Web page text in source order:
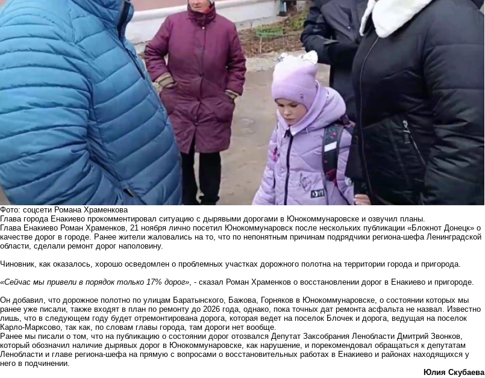
Фото: соцсети Романа Храменкова
Глава города Енакиево прокомментировал ситуацию с дырявыми дорогами в Юнокоммунаровске и озвучил планы.
Глава Енакиево Роман Храменков, 21 ноября лично посетил Юнокоммунаровск после нескольких публикации «Блокнот Донецк» о
качестве дорог в городе. Ранее жители жаловались на то, что по непонятным причинам подрядчики региона-шефа Ленинградской
области, сделали ремонт дорог наполовину.
Чиновник, как оказалось, хорошо осведомлен о проблемных участках дорожного полотна на территории города и пригорода.
«Сейчас мы привели в порядок только 17% дорог», - сказал Роман Храменков о восстановлении дорог в Енакиево и пригороде.
Он добавил, что дорожное полотно по улицам Баратынского, Бажова, Горняков в Юнокоммунаровске, о состоянии которых мы
ранее уже писали, также входят в план по ремонту до 2026 года, однако, пока точных дат ремонта асфальта не назвал. Известно
лишь, что в следующем году будет отремонтирована дорога, которая ведет на поселок Блочек и дорога, ведущая на поселок
Карло-Марксово, так как, по словам главы города, там дороги нет вообще.
Ранее мы писали о том, что на публикацию о состоянии дорог отозвался Депутат Заксобрания Ленобласти Дмитрий Звонков,
который обозначил наличие дырявых дорог в Юнокоммунаровске, как нарушение, и порекомендовал обращаться к депутатам
Ленобласти и главе региона-шефа на прямую с вопросами о восстановительных работах в Енакиево и районах находящихся у
него в подчинении.
Юлия Скубаева